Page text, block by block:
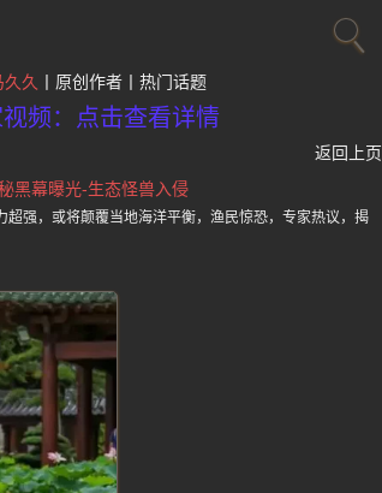
久 原创作者 热门话题
频：点击查看详情
返回上页
黑幕曝光-生态怪兽入侵
强，或将颠覆当地海洋平衡，渔民惊恐，专家热议，揭